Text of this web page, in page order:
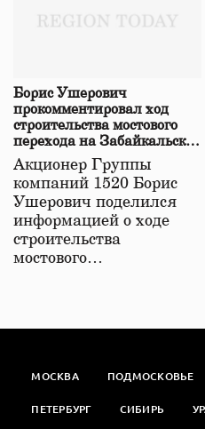
Борис Ушерович
прокомментировал ход
строительства мостового
перехода на Забайкальской
железной дороге
Акционер Группы
компаний 1520 Борис
Ушерович поделился
информацией о ходе
строительства
мостового…
МОСКВА ПОДМОСКОВЬЕ
ПЕТЕРБУРГ СИБИРЬ